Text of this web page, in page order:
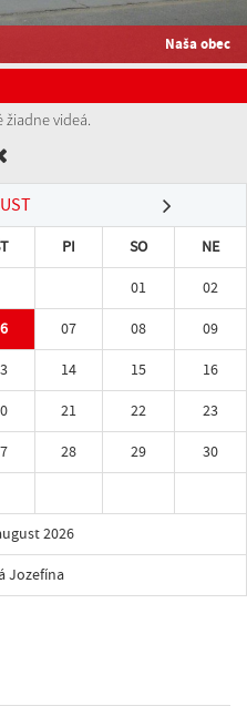
Naša obec
videá.
PI SO
NE
01
02
07 08
09
14 15
16
21 22
23
28 29
30
2026
Jozefína